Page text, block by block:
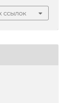
ссылок